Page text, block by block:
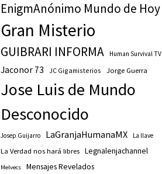
EnigmAnónimo Mundo de Hoy
Gran Misterio
GUIBRARI INFORMA Human Survival TV
Jaconor 73 JC Gigamisterios Jorge Guerra
Jose Luis de Mundo
Desconocido
Josep Guijarro LaGranjaHumanaMX La llave
La Verdad nos hará libres Legnalenjachannel
Melvecs Mensajes Revelados